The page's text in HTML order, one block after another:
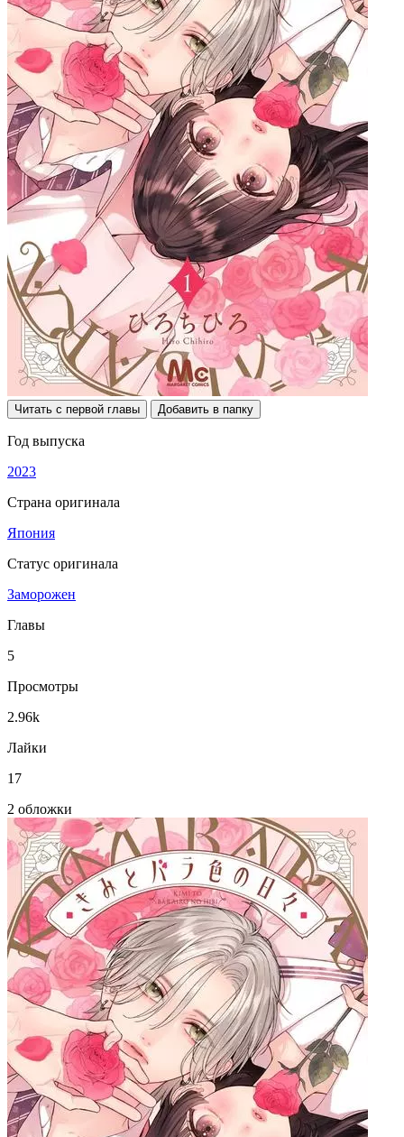
Читать с первой главы Добавить в папку
Год выпуска
2023
Страна оригинала
Япония
Статус оригинала
Заморожен
Главы
5
Просмотры
2.96k
Лайки
17
2 обложки